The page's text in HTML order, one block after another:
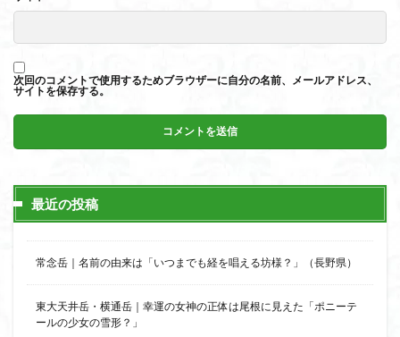
次回のコメントで使用するためブラウザーに自分の名前、メールアドレス、
サイトを保存する。
最近の投稿
常念岳｜名前の由来は「いつまでも経を唱える坊様？」（長野県）
東大天井岳・横通岳｜幸運の女神の正体は尾根に見えた「ポニーテ
ールの少女の雪形？」